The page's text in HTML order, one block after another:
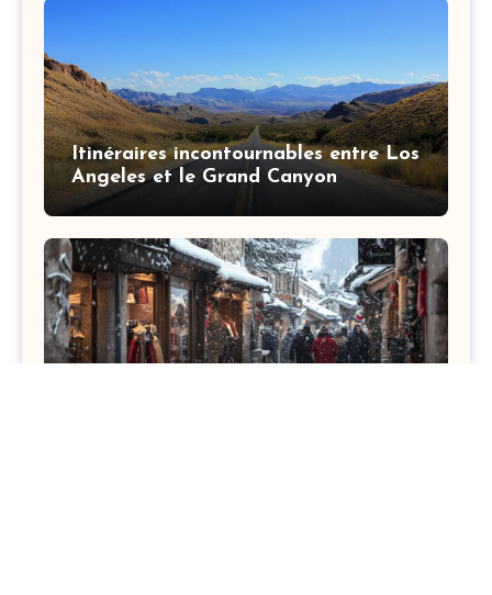
Itinéraires incontournables entre Los
Angeles et le Grand Canyon